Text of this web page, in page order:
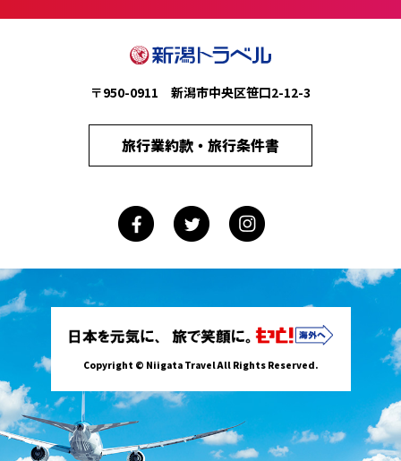
〒950-0911 新潟市中央区笹口2-12-3
旅行業約款・旅行条件書
Copyright © Niigata Travel All Rights Reserved.